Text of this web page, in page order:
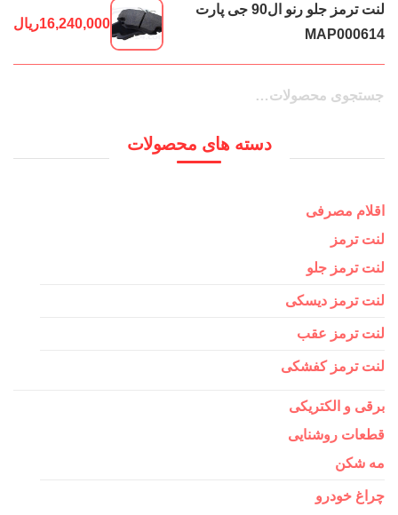
لنت ترمز جلو رنو ال90 جی پارت
MAP000614
16,240,000ریال
جستجو
جستجو
دسته های محصولات
اقلام مصرفی
لنت ترمز
لنت ترمز جلو
لنت ترمز دیسکی
لنت ترمز عقب
لنت ترمز کفشکی
برقی و الکتریکی
قطعات روشنایی
مه شکن
چراغ خودرو